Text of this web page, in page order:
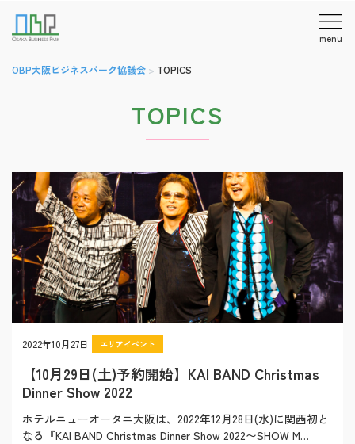
menu
OBP大阪ビジネスパーク協議会 > TOPICS
TOPICS
2022年10月27日 エリアイベント
【10月29日(土)予約開始】KAI BAND Christmas
Dinner Show 2022
ホテルニューオータニ大阪は、2022年12月28日(水)に関西初と
なる『KAI BAND Christmas Dinner Show 2022〜SHOW M…